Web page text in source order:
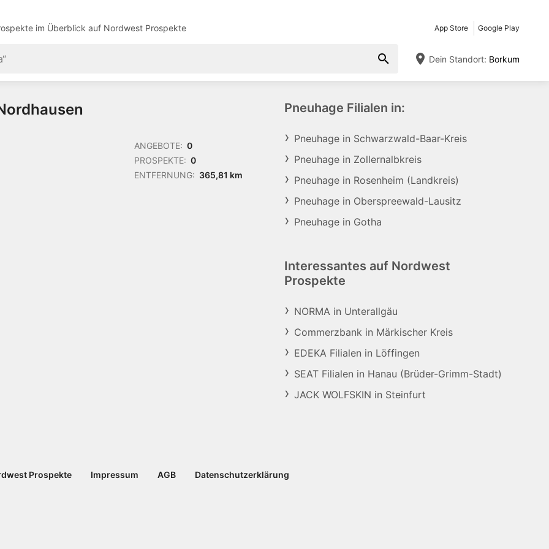
im Überblick auf Nordwest Prospekte App Store Google Play
Dein Standort: Borkum
ANGEBOTE: 0
PROSPEKTE: 0
ENTFERNUNG: 365,81 km
Pneuhage Filialen in:
Pneuhage in Schwarzwald-Baar-Kreis
Pneuhage in Zollernalbkreis
Pneuhage in Rosenheim (Landkreis)
Pneuhage in Oberspreewald-Lausitz
Pneuhage in Gotha
Interessantes auf Nordwest
Prospekte
NORMA in Unterallgäu
Commerzbank in Märkischer Kreis
EDEKA Filialen in Löffingen
SEAT Filialen in Hanau (Brüder-Grimm-Stadt)
JACK WOLFSKIN in Steinfurt
Prospekte Impressum AGB Datenschutzerklärung